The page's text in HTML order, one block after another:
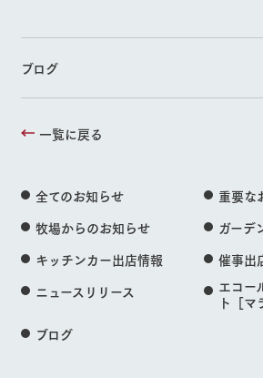
ブログ
一覧に戻る
全てのお知らせ
重要な
牧場からのお知らせ
ガーデ
キッチンカー出店情報
催事出
ニュースリリース
エコー
ト［マ
ブログ